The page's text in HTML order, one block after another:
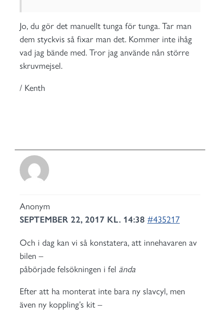
Jo, du gör det manuellt tunga för tunga. Tar man
dem styckvis så fixar man det. Kommer inte ihåg
vad jag bände med. Tror jag använde nån större
skruvmejsel.
/ Kenth
Anonym
SEPTEMBER 22, 2017 KL. 14:38 #435217
Och i dag kan vi så konstatera, att innehavaren av
bilen –
påbörjade felsökningen i fel ända
Efter att ha monterat inte bara ny slavcyl, men
även ny koppling’s kit –